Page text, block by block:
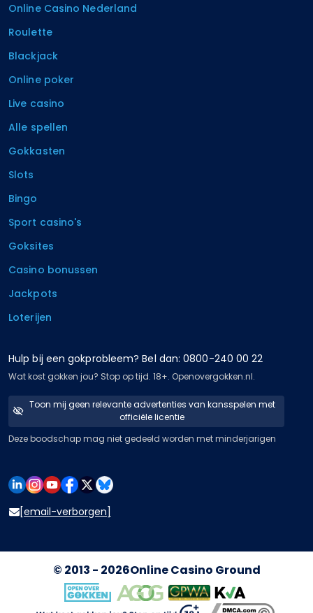
Online Casino Nederland
Roulette
Blackjack
Online poker
Live casino
Alle spellen
Gokkasten
Slots
Bingo
Sport casino's
Goksites
Casino bonussen
Jackpots
Loterijen
Hulp bij een gokprobleem? Bel dan: 0800-240 00 22
Wat kost gokken jou? Stop op tijd. 18+. Openovergokken.nl.
Toon mij geen relevante advertenties van kansspelen met
officiële licentie
Deze boodschap mag niet gedeeld worden met minderjarigen
[email-verborgen]
© 2013 - 2026Online Casino Ground